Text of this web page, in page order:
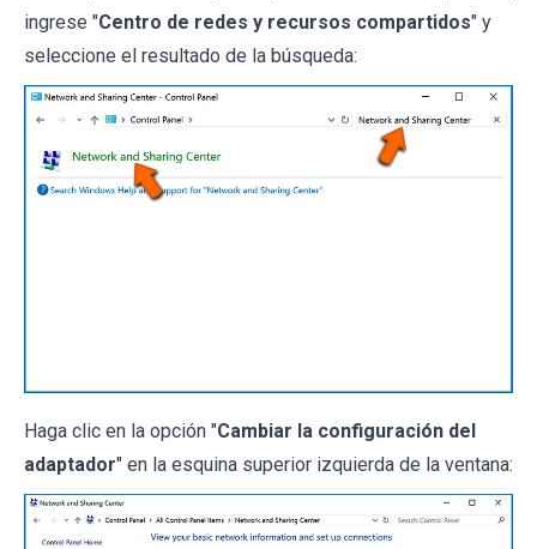
ingrese "Centro de redes y recursos compartidos" y
seleccione el resultado de la búsqueda:
Haga clic en la opción "Cambiar la configuración del
adaptador" en la esquina superior izquierda de la ventana: